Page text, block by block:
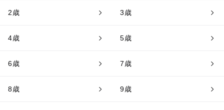
2歳 3歳
4歳 5歳
6歳 7歳
8歳 9歳